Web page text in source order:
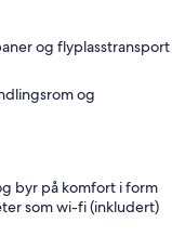
og flyplasstransport
og
byr på komfort i form
som wi-fi (inkludert)